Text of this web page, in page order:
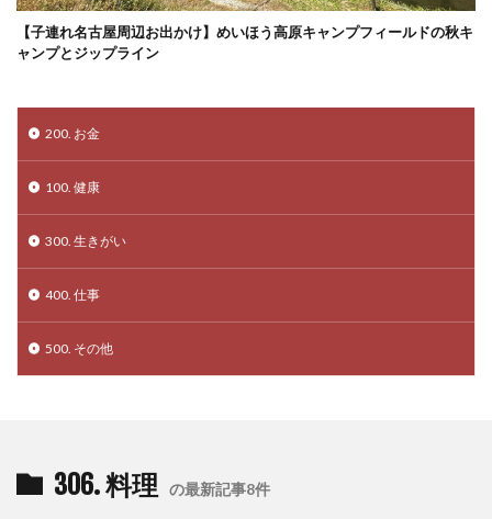
【子連れ名古屋周辺お出かけ】めいほう高原キャンプフィールドの秋キ
ャンプとジップライン
200. お金
100. 健康
300. 生きがい
400. 仕事
500. その他
306. 料理 の最新記事8件